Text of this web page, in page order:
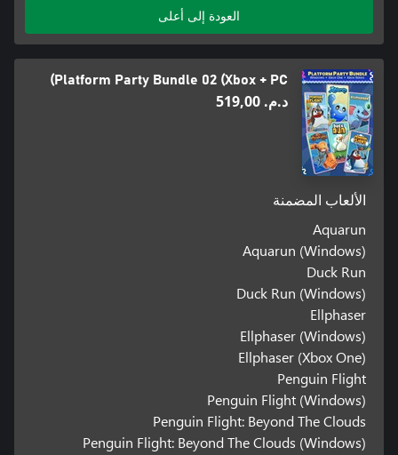
العودة إلى أعلى
Platform Party Bundle 02 (Xbox + PC)
د.م.‏ 519,00
الألعاب المضمنة
Aquarun
Aquarun (Windows)
Duck Run
Duck Run (Windows)
Ellphaser
Ellphaser (Windows)
Ellphaser (Xbox One)
Penguin Flight
Penguin Flight (Windows)
Penguin Flight: Beyond The Clouds
Penguin Flight: Beyond The Clouds (Windows)